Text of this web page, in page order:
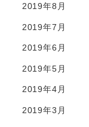
2019年8月
2019年7月
2019年6月
2019年5月
2019年4月
2019年3月